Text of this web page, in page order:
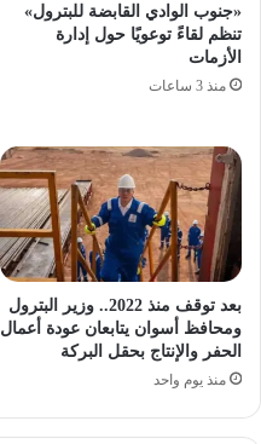
«جنوب الوادي القابضة للبترول»
تنظم لقاءً توعويًا حول إدارة
الأزمات
منذ 3 ساعات
بعد توقف منذ 2022.. وزير البترول
ومحافظ أسوان يتابعان عودة أعمال
الحفر والإنتاج بحقل البركة
منذ يوم واحد